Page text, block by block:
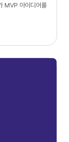
MVP 아이디어를